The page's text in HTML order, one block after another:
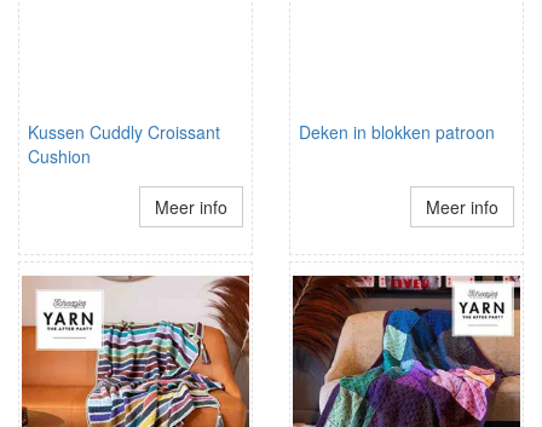
Kussen Cuddly Croissant
Cushion
Meer info
Deken in blokken patroon
Meer info